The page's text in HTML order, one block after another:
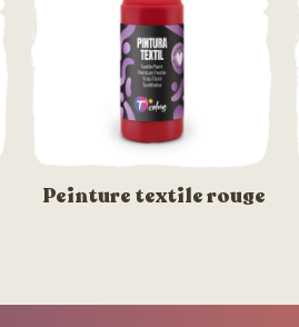
Peinture textile rouge